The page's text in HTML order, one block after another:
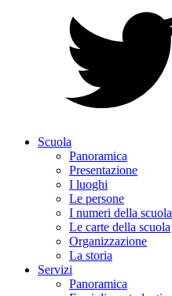
Scuola
Panoramica
Presentazione
I luoghi
Le persone
I numeri della scuola
Le carte della scuola
Organizzazione
La storia
Servizi
Panoramica